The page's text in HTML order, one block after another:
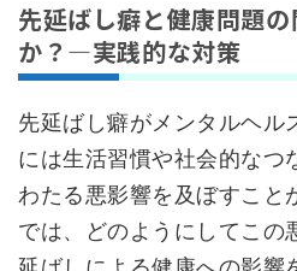
先延ばし癖と健康問題
か？—実践的な対策
先延ばし癖がメンタルヘル
には生活習慣や社会的なつ
わたる悪影響を及ぼすこと
では、どのようにしてこの